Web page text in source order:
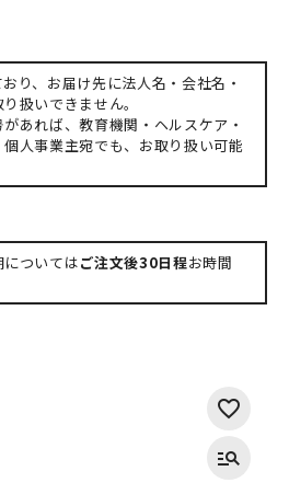
り、お届け先に法人名・会社名・
扱いできません。
あれば、教育機関・ヘルスケア・
人事業主宛でも、お取り扱い可能
ついてはご注文後30日程お時間